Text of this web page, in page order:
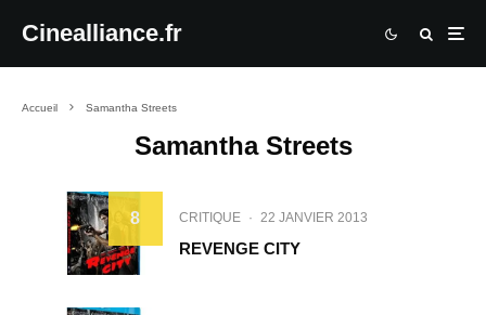
Cinealliance.fr
Accueil Samantha Streets
Samantha Streets
8 CRITIQUE · 22 JANVIER 2013
REVENGE CITY